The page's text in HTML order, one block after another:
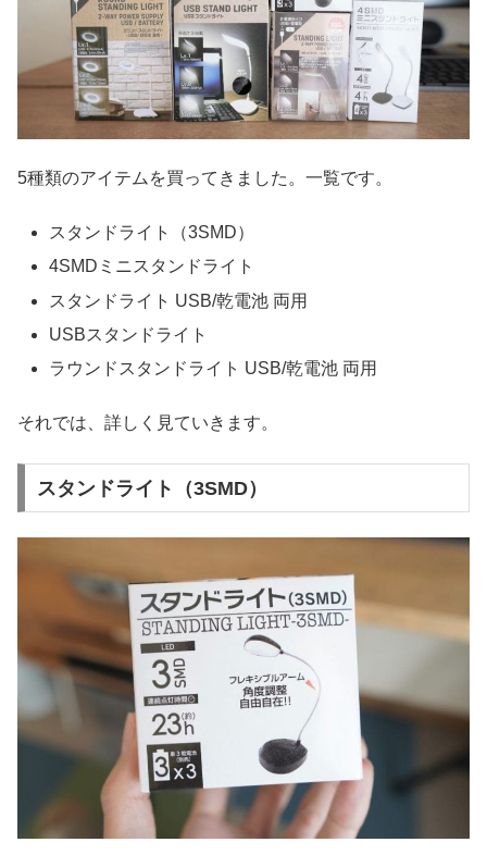
5種類のアイテムを買ってきました。一覧です。
スタンドライト（3SMD）
4SMDミニスタンドライト
スタンドライト USB/乾電池 両用
USBスタンドライト
ラウンドスタンドライト USB/乾電池 両用
それでは、詳しく見ていきます。
スタンドライト（3SMD）